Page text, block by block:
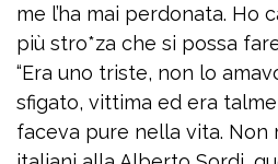
me l’ha mai perdonata. Ho
più stro*za che si possa
“Era uno triste, non lo
sfigato, vittima ed era
faceva pure nella vita. Non